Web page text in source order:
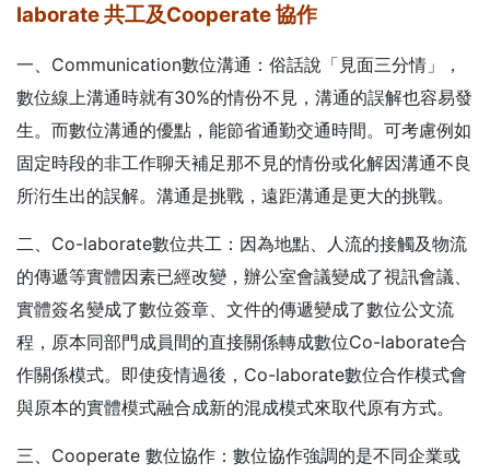
laborate 共工及Cooperate 協作
一、Communication數位溝通：俗話說「見面三分情」，
數位線上溝通時就有30%的情份不見，溝通的誤解也容易發
生。而數位溝通的優點，能節省通勤交通時間。可考慮例如
固定時段的非工作聊天補足那不見的情份或化解因溝通不良
所洐生出的誤解。溝通是挑戰，遠距溝通是更大的挑戰。
二、Co-laborate數位共工：因為地點、人流的接觸及物流
的傳遞等實體因素已經改變，辦公室會議變成了視訊會議、
實體簽名變成了數位簽章、文件的傳遞變成了數位公文流
程，原本同部門成員間的直接關係轉成數位Co-laborate合
作關係模式。即使疫情過後，Co-laborate數位合作模式會
與原本的實體模式融合成新的混成模式來取代原有方式。
三、Cooperate 數位協作：數位協作強調的是不同企業或